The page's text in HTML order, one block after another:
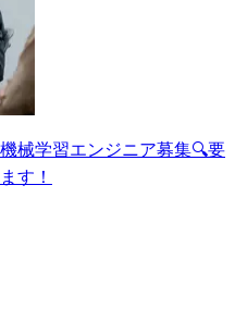
械学習エンジニア募集🔍要
す！